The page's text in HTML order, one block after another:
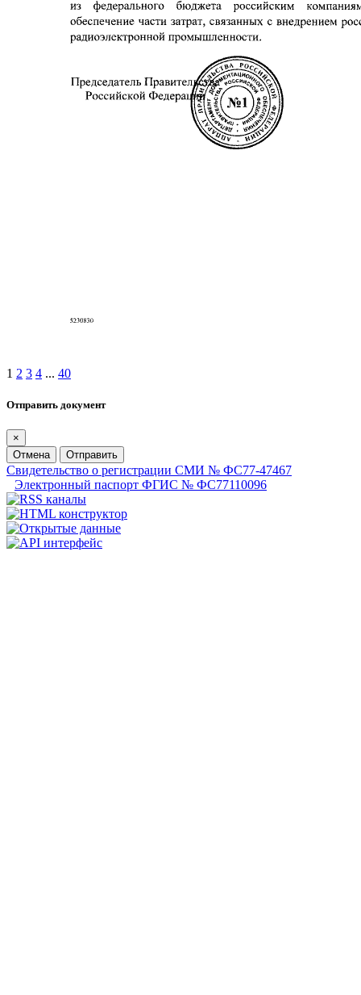
1 2 3 4 ... 40
Отправить документ
×
Отмена
Отправить
Свидетельство о регистрации СМИ № ФС77-47467
Электронный паспорт ФГИС № ФС77110096